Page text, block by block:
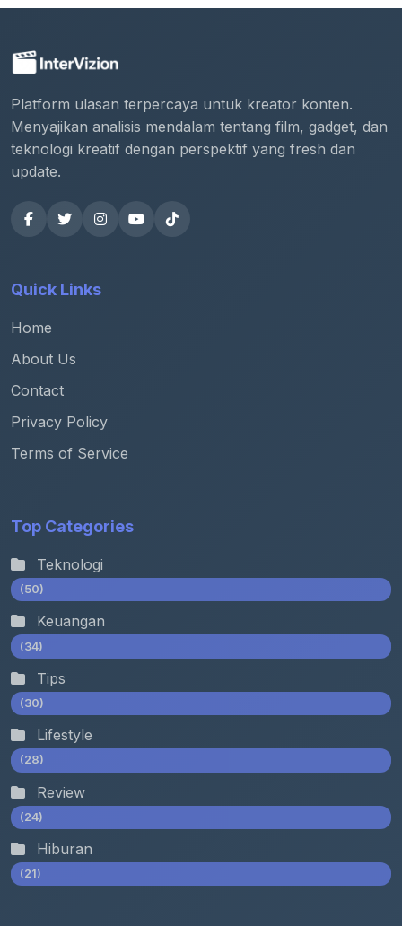
Platform ulasan terpercaya untuk kreator konten.
Menyajikan analisis mendalam tentang film, gadget, dan
teknologi kreatif dengan perspektif yang fresh dan
update.
Quick Links
Home
About Us
Contact
Privacy Policy
Terms of Service
Top Categories
Teknologi
(50)
Keuangan
(34)
Tips
(30)
Lifestyle
(28)
Review
(24)
Hiburan
(21)